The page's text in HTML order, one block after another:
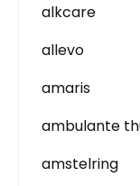
alkcare
allevo
amaris
ambulante
amstelring